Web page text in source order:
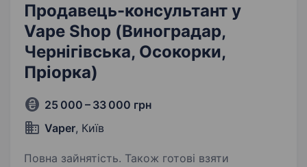
Продавець-консультант у
Vape Shop (Виноградар,
Чернігівська, Осокорки,
Пріорка)
25 000 – 33 000 грн
Vaper, Київ
Повна зайнятість. Також готові взяти